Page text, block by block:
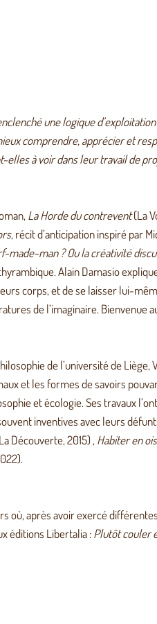
une logique
comprendre, apprécier et
à voir dans leur travail de
La Horde du contrevent(La
, récit d’anticipation inspiré par
made-man ? Ou la créativité
Alain Damasio
corps, et de se laisser lui-
de l’imaginaire. Bienvenue
de l’université de Liège,
et les formes de savoirs
et écologie. Ses travaux
inventives avec leurs
Découverte, 2015) , Habiter en
après avoir exercé
éditions Libertalia :Plutôt couler